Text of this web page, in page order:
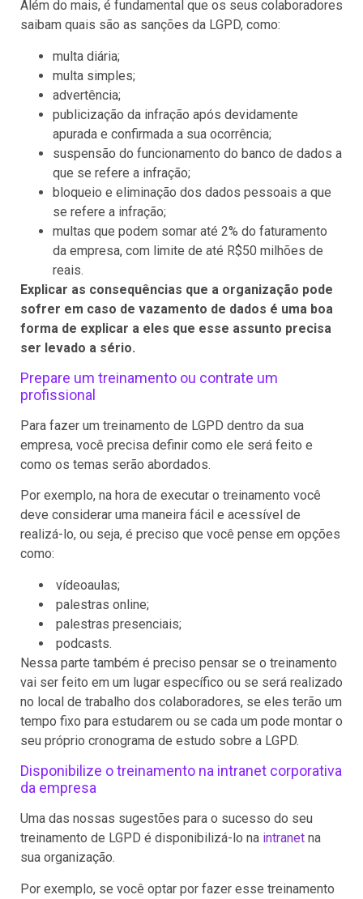
Além do mais, é fundamental que os seus colaboradores
saibam quais são as sanções da LGPD, como:
multa diária;
multa simples;
advertência;
publicização da infração após devidamente
apurada e confirmada a sua ocorrência;
suspensão do funcionamento do banco de dados a
que se refere a infração;
bloqueio e eliminação dos dados pessoais a que
se refere a infração;
multas que podem somar até 2% do faturamento
da empresa, com limite de até R$50 milhões de
reais.
Explicar as consequências que a organização pode
sofrer em caso de vazamento de dados é uma boa
forma de explicar a eles que esse assunto precisa
ser levado a sério.
Prepare um treinamento ou contrate um
profissional
Para fazer um treinamento de LGPD dentro da sua
empresa, você precisa definir como ele será feito e
como os temas serão abordados.
Por exemplo, na hora de executar o treinamento você
deve considerar uma maneira fácil e acessível de
realizá-lo, ou seja, é preciso que você pense em opções
como:
vídeoaulas;
palestras online;
palestras presenciais;
podcasts.
Nessa parte também é preciso pensar se o treinamento
vai ser feito em um lugar específico ou se será realizado
no local de trabalho dos colaboradores, se eles terão um
tempo fixo para estudarem ou se cada um pode montar o
seu próprio cronograma de estudo sobre a LGPD.
Disponibilize o treinamento na intranet corporativa
da empresa
Uma das nossas sugestões para o sucesso do seu
treinamento de LGPD é disponibilizá-lo na intranet na
sua organização.
Por exemplo, se você optar por fazer esse treinamento